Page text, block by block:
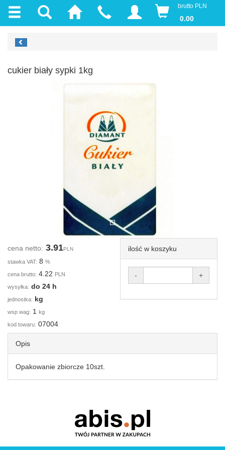
brutto PLN
0.00
cukier biały sypki 1kg
cena netto: 3.91PLN
stawka VAT: 8 %
cena brutto: 4.22 PLN
wysyłka: do 24 h
jednostka: kg
wsp wag: 1 kg
kod towaru: 07004
ilość w koszyku
- +
Opis
Opakowanie zbiorcze 10szt.